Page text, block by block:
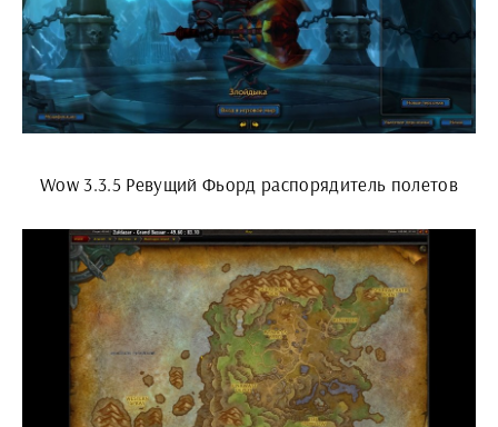
Wow 3.3.5 Ревущий Фьорд распорядитель полетов